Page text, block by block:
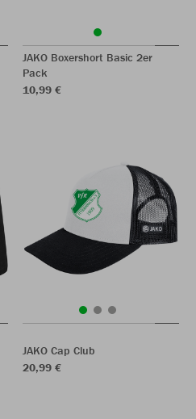
JAKO Boxershort Basic 2er
Pack
10,99 €
JAKO Cap Club
20,99 €